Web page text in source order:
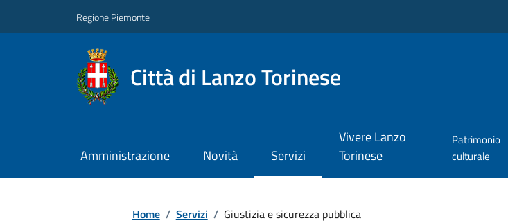
Regione Piemonte
Città di Lanzo Torinese
Amministrazione Novità Servizi
Vivere Lanzo
Torinese
Patrimonio
culturale
Home / Servizi / Giustizia e sicurezza pubblica